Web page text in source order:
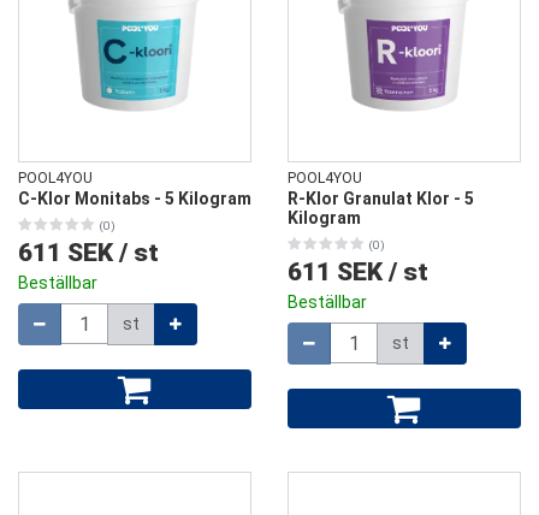
POOL4YOU
C-Klor Monitabs - 5 Kilogram
(0)
611 SEK / st
Beställbar
st
POOL4YOU
R-Klor Granulat Klor - 5
Kilogram
(0)
611 SEK / st
Beställbar
st